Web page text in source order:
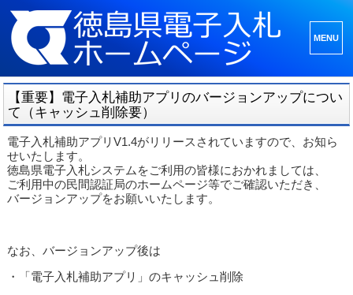
ーとウ
ィジェ
ット
【重要】電子入札補助アプリのバージョンアップについ
て（キャッシュ削除要）
電子入札補助アプリV1.4がリリースされていますので、お知ら
せいたします。
徳島県電子入札システムをご利用の皆様におかれましては、
ご利用中の民間認証局のホームページ等でご確認いただき、
バージョンアップをお願いいたします。
なお、バージョンアップ後は
・「電子入札補助アプリ」のキャッシュ削除